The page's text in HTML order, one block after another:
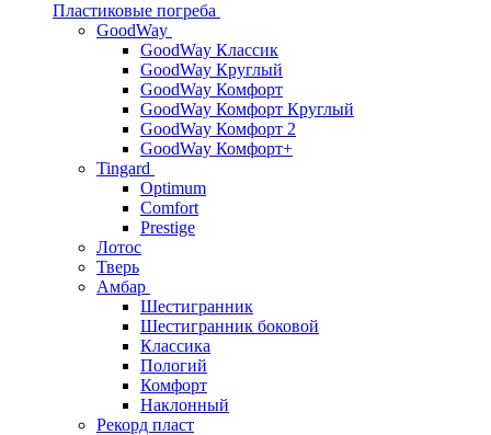
Пластиковые погреба
GoodWay
GoodWay Классик
GoodWay Круглый
GoodWay Комфорт
GoodWay Комфорт Круглый
GoodWay Комфорт 2
GoodWay Комфорт+
Tingard
Optimum
Comfort
Prestige
Лотос
Тверь
Амбар
Шестигранник
Шестигранник боковой
Классика
Пологий
Комфорт
Наклонный
Рекорд пласт